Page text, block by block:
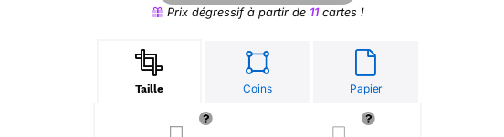
Prix dégressif à partir de 11cartes !
Taille Coins Papier